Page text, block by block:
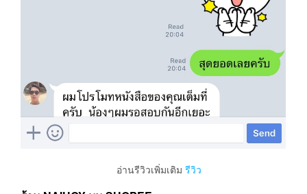
อ่านรีวิวเพิ่มเติม รีวิว